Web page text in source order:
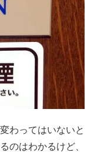
わってはいないと
のはわかるけど、